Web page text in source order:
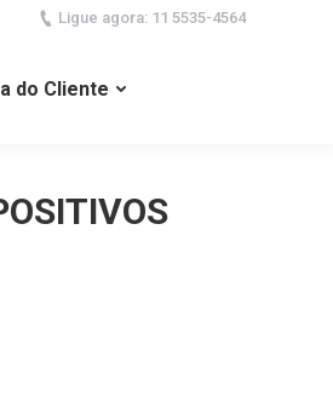
Ligue agora: 11 5535-4564
do Cliente